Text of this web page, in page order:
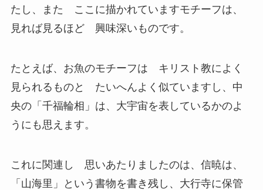
たし、また ここに描かれていますモチーフは、
見れば見るほど 興味深いものです。
たとえば、お魚のモチーフは キリスト教によく
見られるものと たいへんよく似ていますし、中
央の「千福輪相」は、大宇宙を表しているかのよ
うにも思えます。
これに関連し 思いあたりましたのは、信暁は、
「山海里」という書物を書き残し、大行寺に保管